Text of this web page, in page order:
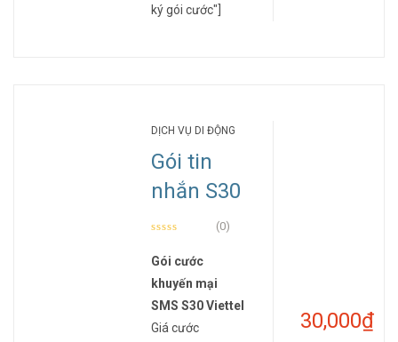
ký gói cước"]
DỊCH VỤ DI ĐỘNG
Gói tin
nhắn S30
(0)
Gói cước
khuyến mại
SMS S30 Viettel
Giá cước
30,000₫